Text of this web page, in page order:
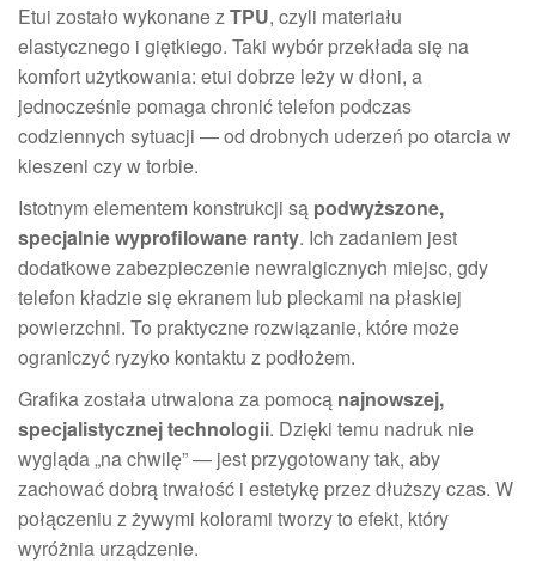
Etui zostało wykonane zTPU, czyli materiału
elastycznego i giętkiego. Taki wybór przekłada się na
komfort użytkowania: etui dobrze leży w dłoni, a
jednocześnie pomaga chronić telefon podczas
codziennych sytuacji — od drobnych uderzeń po otarcia w
kieszeni czy w torbie.
Istotnym elementem konstrukcji są podwyższone,
specjalnie wyprofilowane ranty. Ich zadaniem jest
dodatkowe zabezpieczenie newralgicznych miejsc, gdy
telefon kładzie się ekranem lub pleckami na płaskiej
powierzchni. To praktyczne rozwiązanie, które może
ograniczyć ryzyko kontaktu z podłożem.
Grafika została utrwalona za pomocą najnowszej,
specjalistycznej technologii. Dzięki temu nadruk nie
wygląda „na chwilę” — jest przygotowany tak, aby
zachować dobrą trwałość i estetykę przez dłuższy czas. W
połączeniu z żywymi kolorami tworzy to efekt, który
wyróżnia urządzenie.